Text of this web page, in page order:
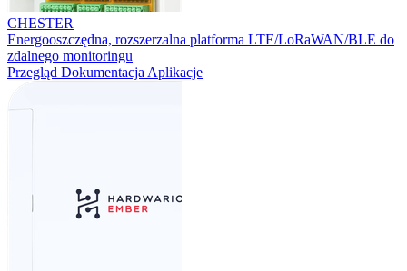
CHESTER
Energooszczędna, rozszerzalna platforma LTE/LoRaWAN/BLE do
zdalnego monitoringu
Przegląd Dokumentacja Aplikacje